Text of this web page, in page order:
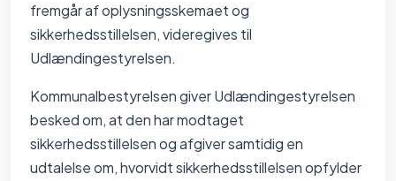
fremgår af oplysningsskemaet og
sikkerhedsstillelsen, videregives til
Udlændingestyrelsen.
Kommunalbestyrelsen giver Udlændingestyrelsen
besked om, at den har modtaget
sikkerhedsstillelsen og afgiver samtidig en
udtalelse om, hvorvidt sikkerhedsstillelsen opfylder